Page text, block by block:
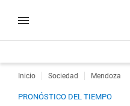
Inicio Sociedad Mendoza
PRONÓSTICO DEL TIEMPO